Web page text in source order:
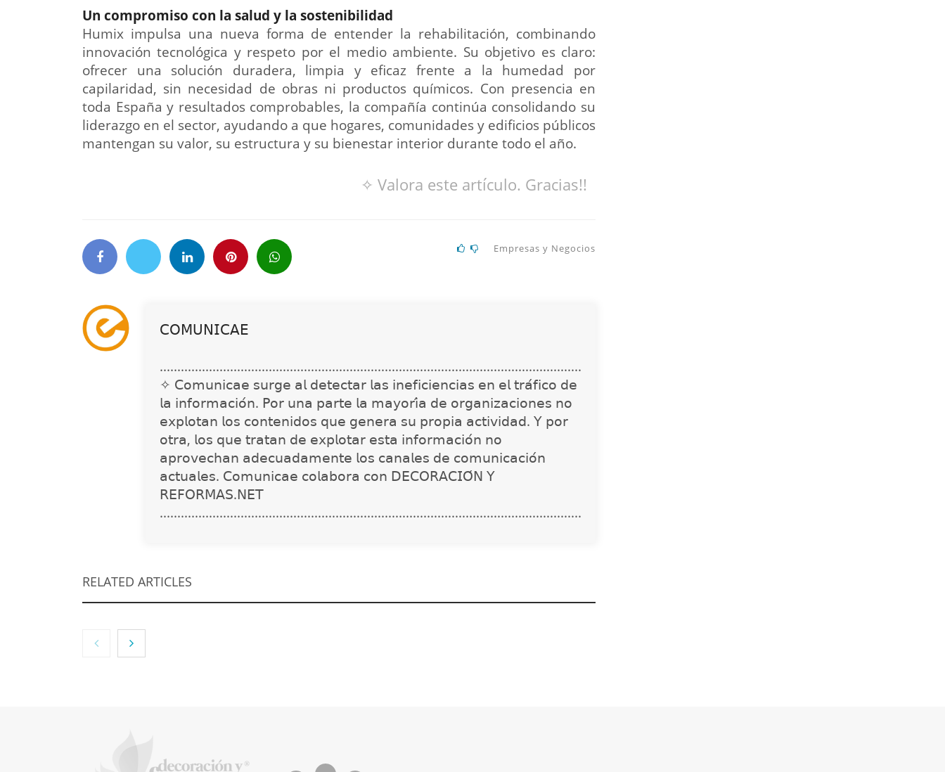
Un compromiso con la salud y la sostenibilidad
Humix impulsa una nueva forma de entender la rehabilitación, combinando
innovación tecnológica y respeto por el medio ambiente. Su objetivo es claro:
ofrecer una solución duradera, limpia y eficaz frente a la humedad por
capilaridad, sin necesidad de obras ni productos químicos. Con presencia en
toda España y resultados comprobables, la compañía continúa consolidando su
liderazgo en el sector, ayudando a que hogares, comunidades y edificios públicos
mantengan su valor, su estructura y su bienestar interior durante todo el año.
✧ Valora este artículo. Gracias!!
Empresas y Negocios
𝖢𝖮𝖬𝖴𝖭𝖨𝖢𝖠𝖤
........................................................................................................................
✧ 𝖢𝗈𝗆𝗎𝗇𝗂𝖼𝖺𝖾 𝗌𝗎𝗋𝗀𝖾 𝖺𝗅 𝖽𝖾𝗍𝖾𝖼𝗍𝖺𝗋 𝗅𝖺𝗌 𝗂𝗇𝖾𝖿𝗂𝖼𝗂𝖾𝗇𝖼𝗂𝖺𝗌 𝖾𝗇 𝖾𝗅 𝗍𝗋𝖺́𝖿𝗂𝖼𝗈 𝖽𝖾
𝗅𝖺 𝗂𝗇𝖿𝗈𝗋𝗆𝖺𝖼𝗂𝗈́𝗇. 𝖯𝗈𝗋 𝗎𝗇𝖺 𝗉𝖺𝗋𝗍𝖾 𝗅𝖺 𝗆𝖺𝗒𝗈𝗋𝗂́𝖺 𝖽𝖾 𝗈𝗋𝗀𝖺𝗇𝗂𝗓𝖺𝖼𝗂𝗈𝗇𝖾𝗌 𝗇𝗈
𝖾𝗑𝗉𝗅𝗈𝗍𝖺𝗇 𝗅𝗈𝗌 𝖼𝗈𝗇𝗍𝖾𝗇𝗂𝖽𝗈𝗌 𝗊𝗎𝖾 𝗀𝖾𝗇𝖾𝗋𝖺 𝗌𝗎 𝗉𝗋𝗈𝗉𝗂𝖺 𝖺𝖼𝗍𝗂𝗏𝗂𝖽𝖺𝖽. 𝖸 𝗉𝗈𝗋
𝗈𝗍𝗋𝖺, 𝗅𝗈𝗌 𝗊𝗎𝖾 𝗍𝗋𝖺𝗍𝖺𝗇 𝖽𝖾 𝖾𝗑𝗉𝗅𝗈𝗍𝖺𝗋 𝖾𝗌𝗍𝖺 𝗂𝗇𝖿𝗈𝗋𝗆𝖺𝖼𝗂𝗈́𝗇 𝗇𝗈
𝖺𝗉𝗋𝗈𝗏𝖾𝖼𝗁𝖺𝗇 𝖺𝖽𝖾𝖼𝗎𝖺𝖽𝖺𝗆𝖾𝗇𝗍𝖾 𝗅𝗈𝗌 𝖼𝖺𝗇𝖺𝗅𝖾𝗌 𝖽𝖾 𝖼𝗈𝗆𝗎𝗇𝗂𝖼𝖺𝖼𝗂𝗈́𝗇
𝖺𝖼𝗍𝗎𝖺𝗅𝖾𝗌. 𝖢𝗈𝗆𝗎𝗇𝗂𝖼𝖺𝖾 𝖼𝗈𝗅𝖺𝖻𝗈𝗋𝖺 𝖼𝗈𝗇 𝖣𝖤𝖢𝖮𝖱𝖠𝖢𝖨𝖮́𝖭 𝖸
𝖱𝖤𝖥𝖮𝖱𝖬𝖠𝖲.𝖭𝖤𝖳
........................................................................................................................
RELATED ARTICLES
NOVA: innovación y
diseño que